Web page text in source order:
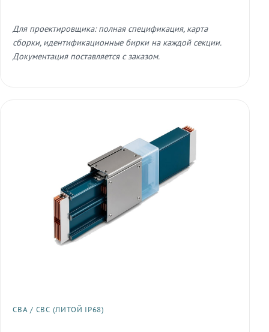
Для проектировщика: полная спецификация, карта
сборки, идентификационные бирки на каждой секции.
Документация поставляется с заказом.
СВА / СВС (ЛИТОЙ IP68)